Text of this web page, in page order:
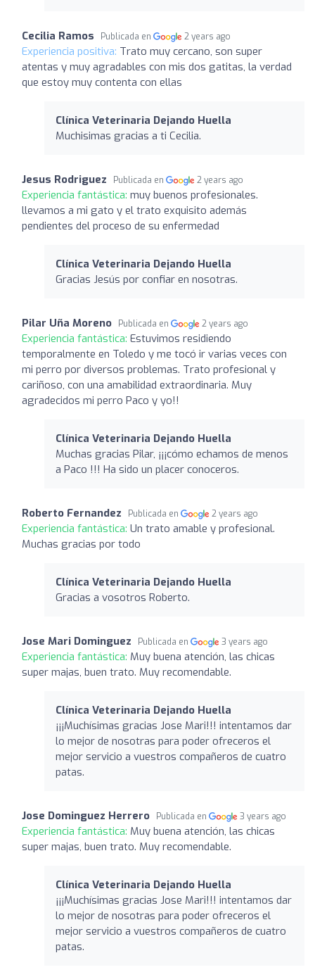
Cecilia Ramos Publicada en 2 years ago
Experiencia positiva: Trato muy cercano, son super
atentas y muy agradables con mis dos gatitas, la verdad
que estoy muy contenta con ellas
Clínica Veterinaria Dejando Huella
Muchisimas gracias a ti Cecilia.
Jesus Rodriguez Publicada en 2 years ago
Experiencia fantástica: muy buenos profesionales.
llevamos a mi gato y el trato exquisito además
pendientes del proceso de su enfermedad
Clínica Veterinaria Dejando Huella
Gracias Jesús por confiar en nosotras.
Pilar Uña Moreno Publicada en 2 years ago
Experiencia fantástica: Estuvimos residiendo
temporalmente en Toledo y me tocó ir varias veces con
mi perro por diversos problemas. Trato profesional y
cariñoso, con una amabilidad extraordinaria. Muy
agradecidos mi perro Paco y yo!!
Clínica Veterinaria Dejando Huella
Muchas gracias Pilar, ¡¡¡cómo echamos de menos
a Paco !!! Ha sido un placer conoceros.
Roberto Fernandez Publicada en 2 years ago
Experiencia fantástica: Un trato amable y profesional.
Muchas gracias por todo
Clínica Veterinaria Dejando Huella
Gracias a vosotros Roberto.
Jose Mari Dominguez Publicada en 3 years ago
Experiencia fantástica: Muy buena atención, las chicas
super majas, buen trato. Muy recomendable.
Clínica Veterinaria Dejando Huella
¡¡¡Muchísimas gracias Jose Mari!!! intentamos dar
lo mejor de nosotras para poder ofreceros el
mejor servicio a vuestros compañeros de cuatro
patas.
Jose Dominguez Herrero Publicada en 3 years ago
Experiencia fantástica: Muy buena atención, las chicas
super majas, buen trato. Muy recomendable.
Clínica Veterinaria Dejando Huella
¡¡¡Muchísimas gracias Jose Mari!!! intentamos dar
lo mejor de nosotras para poder ofreceros el
mejor servicio a vuestros compañeros de cuatro
patas.